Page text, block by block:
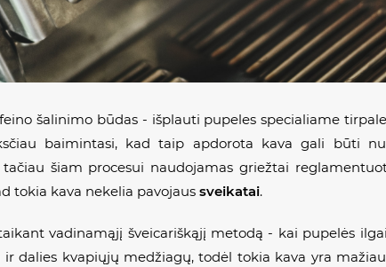
šalinimo būdas - išplauti pupeles specialiame
baimintasi, kad taip apdorota kava gali būti
šiam procesui naudojamas griežtai
tokia kava nekelia pavojaus sveikatai.
vadinamąjį šveicariškąjį metodą - kai pupelės
ir dalies kvapiųjų medžiagų, todėl tokia kava yra